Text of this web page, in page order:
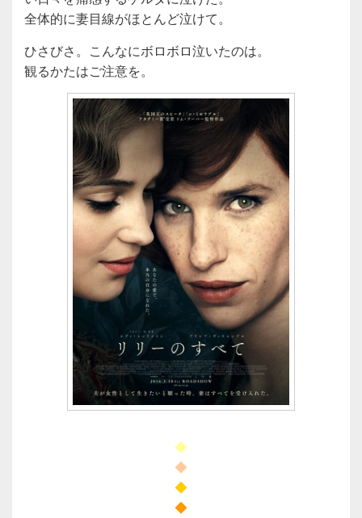
全体的に妻目線がほとんど泣けて。
ひさびさ。こんなにボロボロ泣いたのは。
観るかたはご注意を。
◆
◆
◆
◆